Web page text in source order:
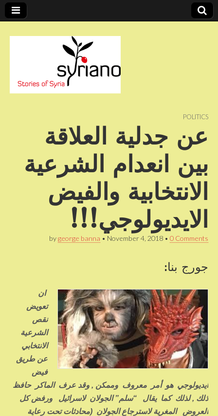
syriano POLITICS
عن جدلية العلاقة
بين انعدام الشرعية
الانتخابية والفيض
الايديولوجي!!!
bygeorge banna • November 4, 2018 • 0 Comments
جورج بنا:
ان
تعويض
نقص
الشرعية
الانتخابي
عن طريق
فيض
ايديولوجي هو أمر معروف وممكن , وقد عرف الماكر حافظ
ذلك , لذلك كما يقال “سلم” الجولان لاسرائيل ورفض كل
العروض المغرية لاسترجاع الجولان (محادثات تحت رعاية